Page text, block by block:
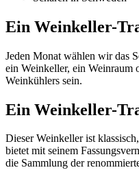
Ein Weinkeller-
Jeden Monat wählen wir das
ein Weinkeller, ein Weinraum
Weinkühlers sein.
Ein Weinkeller-
Dieser Weinkeller ist
bietet mit seinem
die Sammlung der